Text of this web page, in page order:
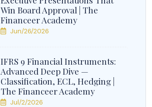
Win Board Approval | The
Financeer Academy
Jun/26/2026
IFRS 9 Financial Instruments:
Advanced Deep Dive —
Classification, ECL, Hedging |
The Financeer Academy
Jul/2/2026